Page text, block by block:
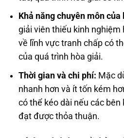
Khả năng chuyên môn
giải viên thiếu kinh nghiệm
về lĩnh vực tranh chấp có
của quá trình hòa giải.
Thời gian và chi phí: Mặc
nhanh hơn và ít tốn kém
có thể kéo dài nếu các bên
đạt được thỏa thuận.